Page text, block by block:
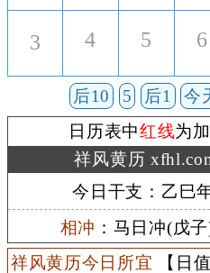
3 4 5 6
后10 5 后1 今
日历表中红线为
祥风黄历
今日干支：乙巳
相冲 ：马日冲(戊
祥风黄历今日所宜 【日